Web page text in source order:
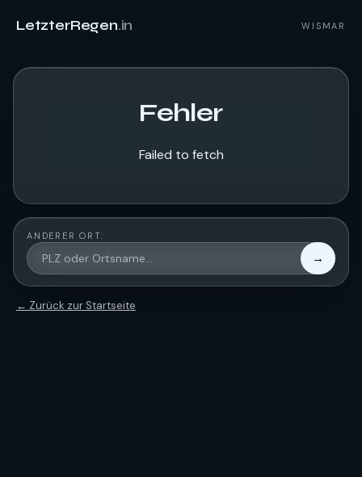
LetzterRegen.in WISMAR
Fehler
Failed to fetch
ANDERER ORT:
→
← Zurück zur Startseite